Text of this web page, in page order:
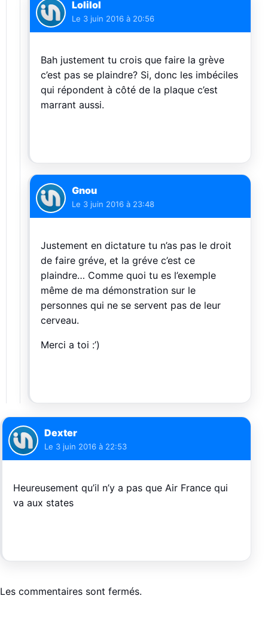
Lolilol
Le 3 juin 2016 à 20:56
Bah justement tu crois que faire la grève
c’est pas se plaindre? Si, donc les imbéciles
qui répondent à côté de la plaque c’est
marrant aussi.
Gnou
Le 3 juin 2016 à 23:48
Justement en dictature tu n’as pas le droit
de faire gréve, et la gréve c’est ce
plaindre… Comme quoi tu es l’exemple
même de ma démonstration sur le
personnes qui ne se servent pas de leur
cerveau.
Merci a toi :’)
Dexter
Le 3 juin 2016 à 22:53
Heureusement qu’il n’y a pas que Air France qui
va aux states
Les commentaires sont fermés.